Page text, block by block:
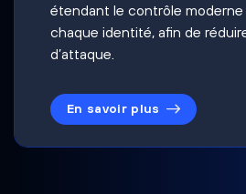
étendant le contrôle moderne
chaque identité, afin de
d’attaque.
En savoir plus